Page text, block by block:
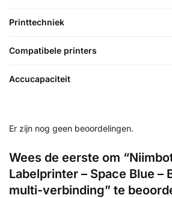
Printtechniek
Compatibele printers
Accucapaciteit
Er zijn nog geen beoordelingen.
Wees de eerste om
Labelprinter – Space Blue –
multi-verbinding” te